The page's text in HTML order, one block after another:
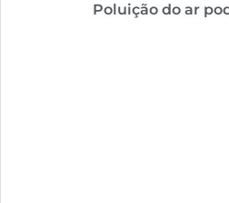
Poluição do ar